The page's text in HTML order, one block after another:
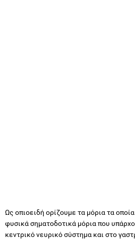
Ως οπιοειδή ορίζουμε τα μόρια τα
φυσικά σηματοδοτικά μόρια που
κεντρικό νευρικό σύστημα και στο